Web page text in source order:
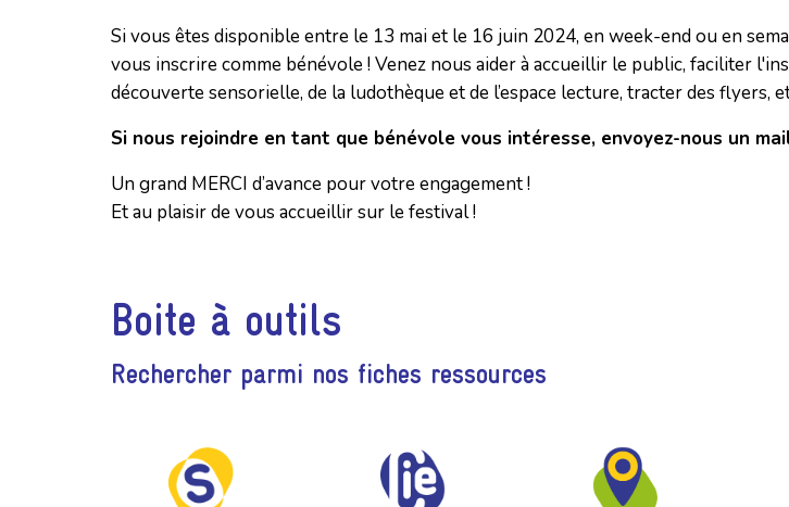
Si vous êtes disponible entre le 13 mai et le 16 juin 2024, en week-end ou en
vous inscrire comme bénévole ! Venez nous aider à accueillir le public, faciliter
découverte sensorielle, de la ludothèque et de l’espace lecture, tracter des flyers,
Si nous rejoindre en tant que bénévole vous intéresse, envoyez-nous un
Un grand MERCI d’avance pour votre engagement !
Et au plaisir de vous accueillir sur le festival !
Boite à outils
Rechercher parmi nos fiches ressources